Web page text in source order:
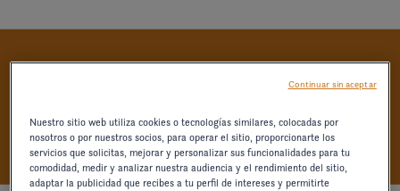
REDEFINIDA
Nuestro sitio web utiliza cookies o tecnologías similares, colocadas por
nosotros o por nuestros socios, para operar el sitio, proporcionarte los
servicios que solicitas, mejorar y personalizar sus funcionalidades para tu
comodidad, medir y analizar nuestra audiencia y el rendimiento del sitio,
adaptar la publicidad que recibes a tu perfil de intereses y permitirte
Continuar sin aceptar